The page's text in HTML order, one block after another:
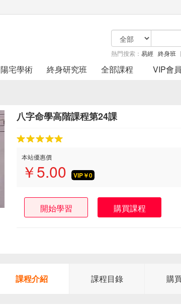
熱門搜索： 易經 終身班
陽宅學術 終身研究班 全部課程 VIP會員
八字命學高階課程第24課
本站優惠價
￥5.00 VIP￥0
開始學習 購買課程
課程介紹 課程目錄 購